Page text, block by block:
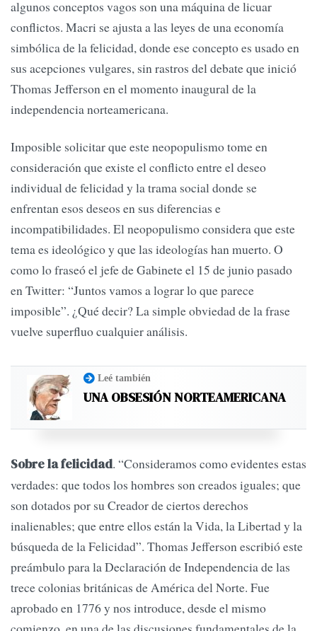
algunos conceptos vagos son una máquina de licuar
conflictos. Macri se ajusta a las leyes de una economía
simbólica de la felicidad, donde ese concepto es usado en
sus acepciones vulgares, sin rastros del debate que inició
Thomas Jefferson en el momento inaugural de la
independencia norteamericana.
Imposible solicitar que este neopopulismo tome en
consideración que existe el conflicto entre el deseo
individual de felicidad y la trama social donde se
enfrentan esos deseos en sus diferencias e
incompatibilidades. El neopopulismo considera que este
tema es ideológico y que las ideologías han muerto. O
como lo fraseó el jefe de Gabinete el 15 de junio pasado
en Twitter: “Juntos vamos a lograr lo que parece
imposible”. ¿Qué decir? La simple obviedad de la frase
vuelve superfluo cualquier análisis.
Leé también
UNA OBSESIÓN NORTEAMERICANA
Sobre la felicidad. “Consideramos como evidentes estas
verdades: que todos los hombres son creados iguales; que
son dotados por su Creador de ciertos derechos
inalienables; que entre ellos están la Vida, la Libertad y la
búsqueda de la Felicidad”. Thomas Jefferson escribió este
preámbulo para la Declaración de Independencia de las
trece colonias británicas de América del Norte. Fue
aprobado en 1776 y nos introduce, desde el mismo